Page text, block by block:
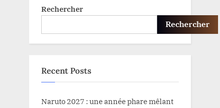
Rechercher
Rechercher
Recent Posts
Naruto 2027 : une année phare mêlant